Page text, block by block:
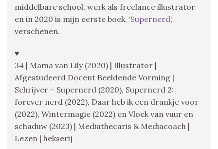
middelbare school, werk als freelance illustrator
en in 2020 is mijn eerste boek, ‘Supernerd‘,
verschenen.
♥
34 | Mama van Lily (2020) | Illustrator |
Afgestudeerd Docent Beeldende Vorming |
Schrijver – Supernerd (2020), Supernerd 2:
forever nerd (2022), Daar heb ik een drankje voor
(2022), Wintermagie (2022) en Vloek van vuur en
schaduw (2023) | Mediathecaris & Mediacoach |
Lezen | hekserij